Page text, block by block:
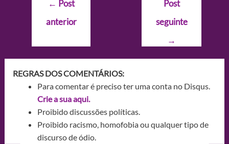
Post
← Post
anterior
Post
seguinte
→
REGRAS DOS COMENTÁRIOS:
Para comentar é preciso ter uma conta no Disqus.
Crie a sua aqui.
Proibido discussões políticas.
Proibido racismo, homofobia ou qualquer tipo de
discurso de ódio.